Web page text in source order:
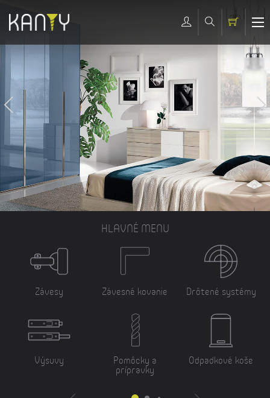
HLAVNÉ MENU
Závesy
Výsuvy
Závesné kovanie
Pomôcky a
prípravky
Drôtené systémy
Odpadkové koše